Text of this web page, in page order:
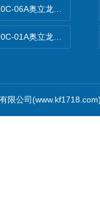
06A奥立龙实验室便携
01A奥立龙实验室便携
限公司